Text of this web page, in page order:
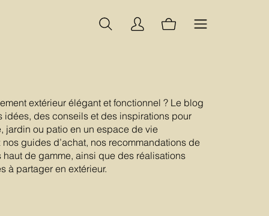
extérieur élégant et fonctionnel ? Le blog
idées, des conseils et des inspirations pour
jardin ou patio en un espace de vie
guides d’achat, nos recommandations de
haut de gamme, ainsi que des réalisations
à partager en extérieur.